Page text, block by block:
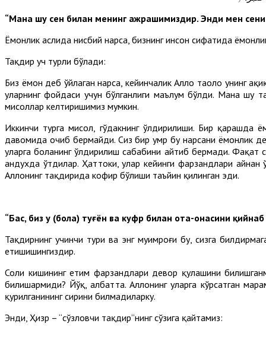
“Мана шу сен билан менинг ажрашимиздир. Энди мен сени
Ёмонлик аслида нисбий нарса, бизнинг инсон сифатида
Тақдир уч турли бўлади:
Биз ёмон деб ўйлаган нарса, кейинчалик Аллоҳ таоло унинг
уларнинг фойдаси учун бўлганлиги маълум бўлди. Мана шу
мисоллар келтиришимиз мумкин.
Иккинчи турга мисол, гўдакнинг ўлдирилиши. Бир қарашда
давомида очиб бермайди. Сиз бир умр бу нарсани ёмонлик
уларга боланинг ўлдирилиш сабабини айтиб бермади.
андухда ўтдилар. Ҳаттоки, улар кейинги фарзандлари айнан
Аллоҳнинг тақдирида кофир бўлиши таъйин қилинган эди.
“Бас, биз у (бола) туғён ва куфр билан ота-онасини
Тақдирнинг учинчи тури ва энг муҳимроғи бу, сизга
етишишингиздир.
Солиҳ кишининг етим фарзандлари девор қулашини
билишармиди? Йўқ, албатта. Аллоҳнинг уларга кўрсатган
қурилганининг сирини билмадиларку.
Энди, Ҳизр – “сўзловчи тақдир”нинг сўзига қайтамиз: